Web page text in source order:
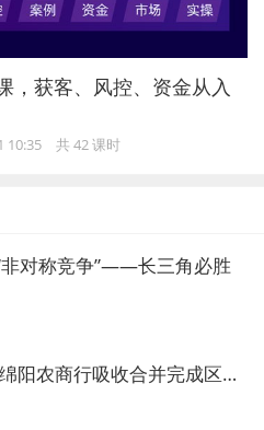
，获客、风控、资金从入
10:35 共 42 课时
对称竞争”——长三角必胜
四川江油农商行获批解散 绵阳农商行吸收合并完成区域银行整合